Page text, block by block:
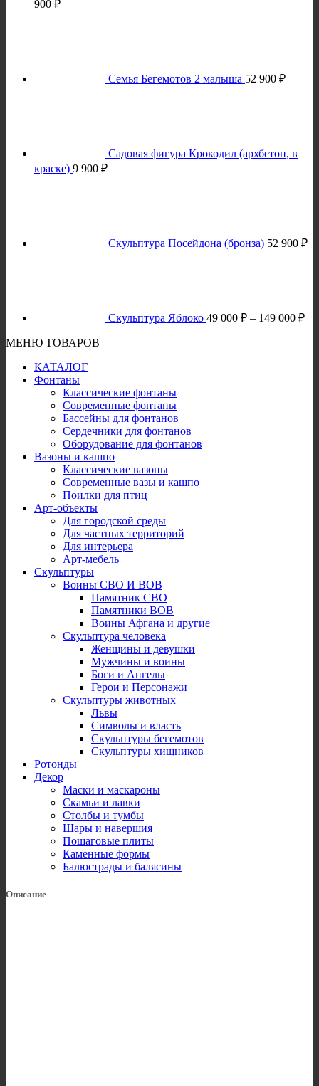
900 ₽
Семья Бегемотов 2 малыша 52 900 ₽
Садовая фигура Крокодил (архбетон, в
краске) 9 900 ₽
Скульптура Посейдона (бронза) 52 900 ₽
Скульптура Яблоко 49 000 ₽ – 149 000 ₽
МЕНЮ ТОВАРОВ
КАТАЛОГ
Фонтаны
Классические фонтаны
Современные фонтаны
Бассейны для фонтанов
Сердечники для фонтанов
Оборудование для фонтанов
Вазоны и кашпо
Классические вазоны
Современные вазы и кашпо
Поилки для птиц
Арт-объекты
Для городской среды
Для частных территорий
Для интерьера
Арт-мебель
Скульптуры
Воины СВО И ВОВ
Памятник СВО
Памятники ВОВ
Воины Афгана и другие
Скульптура человека
Женщины и девушки
Мужчины и воины
Боги и Ангелы
Герои и Персонажи
Скульптуры животных
Львы
Символы и власть
Скульптуры бегемотов
Скульптуры хищников
Ротонды
Декор
Маски и маскароны
Скамьи и лавки
Столбы и тумбы
Шары и навершия
Пошаговые плиты
Каменные формы
Балюстрады и балясины
Описание